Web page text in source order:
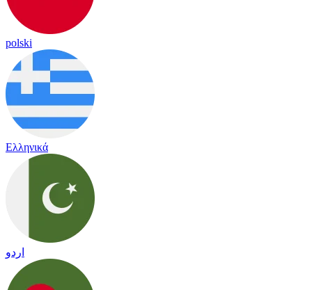
polski
Ελληνικά
اردو